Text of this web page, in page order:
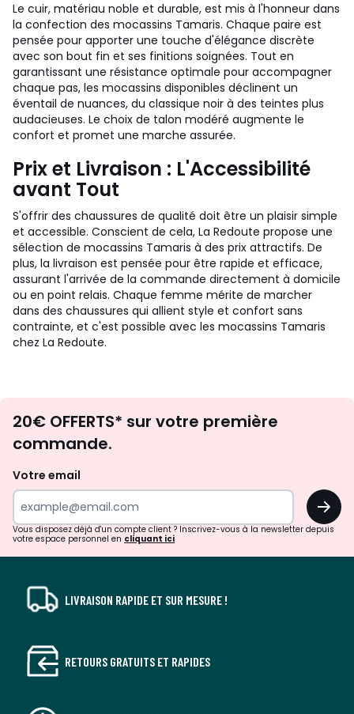
Le cuir, matériau noble et durable, est mis à l'honneur dans
la confection des mocassins Tamaris. Chaque paire est
pensée pour apporter une touche d'élégance discrète
avec son bout fin et ses finitions soignées. Tout en
garantissant une résistance optimale pour accompagner
chaque pas, les mocassins disponibles déclinent un
éventail de nuances, du classique noir à des teintes plus
audacieuses. Le choix de talon modéré augmente le
confort et promet une marche assurée.
Prix et Livraison : L'Accessibilité
avant Tout
S'offrir des chaussures de qualité doit être un plaisir simple
et accessible. Conscient de cela, La Redoute propose une
sélection de mocassins Tamaris à des prix attractifs. De
plus, la livraison est pensée pour être rapide et efficace,
assurant l'arrivée de la commande directement à domicile
ou en point relais. Chaque femme mérite de marcher
dans des chaussures qui allient style et confort sans
contrainte, et c'est possible avec les mocassins Tamaris
chez La Redoute.
d'inspirations
surprises?
20€ OFFERTS* sur votre première
commande.
Votre email
OK
Vous disposez déjà d'un compte client ? Inscrivez-vous à la newsletter depuis
votre espace personnel en cliquant ici
LIVRAISON RAPIDE ET SUR MESURE !
RETOURS GRATUITS ET RAPIDES